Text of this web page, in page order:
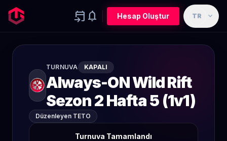
event_upcoming notifications Hesap Oluştur TR expand_more
TURNUVA KAPALI
Always-ON Wild Rift
Sezon 2 Hafta 5 (1v1)
Düzenleyen TETO
Turnuva Tamamlandı